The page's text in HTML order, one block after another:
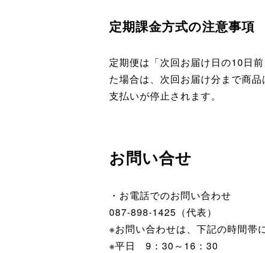
定期課金方式の注意事項
定期便は「次回お届け日の10日
た場合は、次回お届け分まで商
支払いが停止されます。
お問い合せ
・お電話でのお問い合わせ
087-898-1425（代表）
※お問い合わせは、下記の時間帯
※平日 9：30～16：30